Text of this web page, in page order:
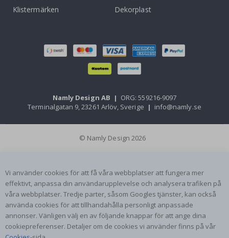
Klistermärken
Dekorplast
Namly Design AB | ORG: 559216-9097
Terminalgatan 9, 23261 Arlöv, Sverige | info@namly.se
© Namly Design 2026
Vi använder cookies för att få våra webbplatser att fungera mer
effektivt, anpassa din användarupplevelse och analysera trafiken på
våra webbplatser. Tredje parter, såsom Googles tjänster, kan också
använda cookies för att tillhandahålla personligt anpassade
annonser. Vänligen välj en av följande knappar för att ange dina
cookiepreferenser. Detaljer om de cookies vi använder finns på vår